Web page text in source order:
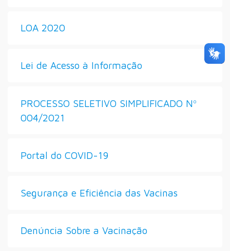
LOA 2020
Lei de Acesso à Informação
PROCESSO SELETIVO SIMPLIFICADO Nº
004/2021
Portal do COVID-19
Segurança e Eficiência das Vacinas
Denúncia Sobre a Vacinação